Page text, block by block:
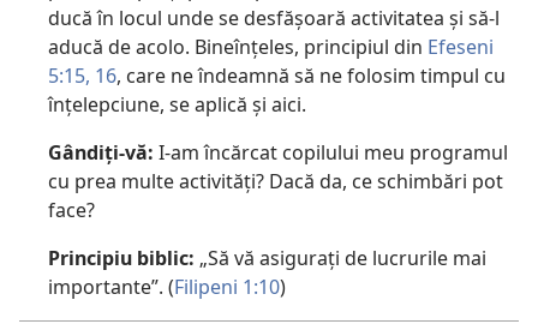
ducă în locul unde se desfășoară activitatea și să-l
aducă de acolo. Bineînțeles, principiul din Efeseni
5:15, 16, care ne îndeamnă să ne folosim timpul cu
înțelepciune, se aplică și aici.
Gândiți-vă: I-am încărcat copilului meu programul
cu prea multe activități? Dacă da, ce schimbări pot
face?
Principiu biblic: „Să vă asigurați de lucrurile mai
importante”. (Filipeni 1:10)